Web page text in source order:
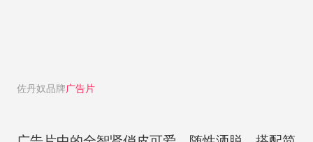
佐丹奴品牌广告片